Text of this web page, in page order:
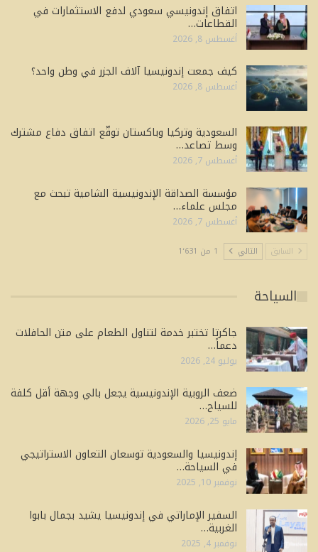
اتفاق إندونيسي سعودي لدفع الاستثمارات في
القطاعات…
أغسطس 8, 2026
كيف جمعت إندونيسيا آلاف الجزر في وطن واحد؟
أغسطس 8, 2026
السعودية وتركيا وباكستان توقّع اتفاق دفاع مشترك
وسط تصاعد…
أغسطس 7, 2026
مؤسسة الصداقة الإندونيسية الشامية تبحث مع
مجلس علماء…
أغسطس 7, 2026
السابق التالي 1 من 1٬631
السياحة
جاكرتا تختبر خدمة لتناول الطعام على متن الحافلات
دعماً…
يوليو 24, 2026
ضعف الروبية الإندونيسية يجعل بالي وجهة أقل كلفة
للسياح…
مايو 25, 2026
إندونيسيا والسعودية توسعان التعاون الاستراتيجي
في السياحة…
نوفمبر 10, 2025
السفير الإماراتي في إندونيسيا يشيد بجمال بابوا
الغربية…
نوفمبر 4, 2025